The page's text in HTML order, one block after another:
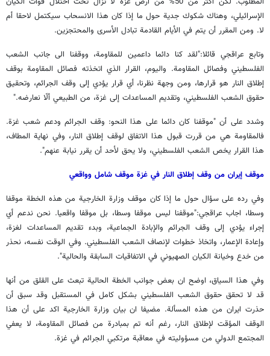
الإسرائيلي، وهناك شكوك جدية حول ما إذا كان هذا الانسحاب سيكتمل لاحقا أم
لا. ومن المقرر أن يتم في الأيام القادمة تبادل الأسرى والمحتجزين.
وتابع عراقجي قائلا:"لقد كنا دائما داعمين للمقاومة، ووقفنا الى جانب الشعب
الفلسطيني وفصائل المقاومة. واليوم، القرار الذي اتخذته فصائل المقاومة بوقف
إطلاق النار هو قرارها، ومن وجهة نظرنا، أي قرار يؤدي إلى وقف الجرائم، وتحقيق
حقوق الشعب الفلسطيني، وتقديم المساعدات إلى غزة، من الطبيعي ألّا نعارضه."
وشدد على أن "موقفنا كان دائما على هذا النحو: وقف الجرائم ودعم شعب غزة.
فالمقاومة هي من قررت قبول هذا الاتفاق لوقف إطلاق النار، وفي نهاية المطاف،
هذا القرار يخص الشعب الفلسطيني، ولا يحق لأحد أن يقرر نيابة عنهم".
موقف إيران من وقف إطلاق النار في غزة موقف شامل وواقعي
وفي رده على سؤال حول ما إذا كان موقف وزارة الخارجية من هذه الخطة موقفا
وسطا، اجاب عراقجي:"موقفنا ليس موقفا وسطا، بل موقفا واقعيا. نحن ندعم أي
إجراء يؤدي إلى وقف الجرائم والإبادة الجماعية، وبدء تقديم المساعدات لغزة،
وإعادة الإعمار، واتخاذ خطوات لإنصاف الشعب الفلسطيني. وفي الوقت نفسه، نحذر
من خدع وخيانة الكيان الصهيوني في الاتفاقيات السابقة والحالية".
وفي هذا السياق، اوضح ان بعض جوانب الخطة الحالية تبعث على القلق من أنها
قد لا تحقق حقوق الشعب الفلسطيني بشكل كامل في المستقبل وقد سبق أن
حذرت ايران من هذه المسألة. مضيفا ان بيان وزارة الخارجية اكد على أن هذا
الوقف المؤقت لإطلاق النار، رغم أنه تم بمبادرة من فصائل المقاومة، لا يعفي
المجتمع الدولي من مسؤوليته في معاقبة مرتكبي الجرائم في غزة.